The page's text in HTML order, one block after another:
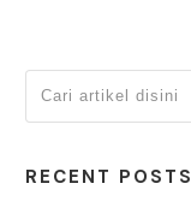
RECENT POSTS